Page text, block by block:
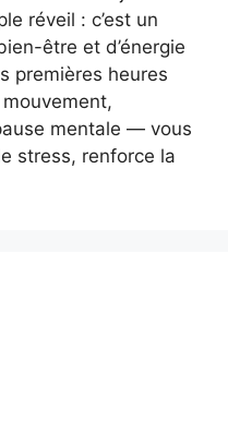
réveil : c’est un
être et d’énergie
premières heures
mentale — vous
stress, renforce la